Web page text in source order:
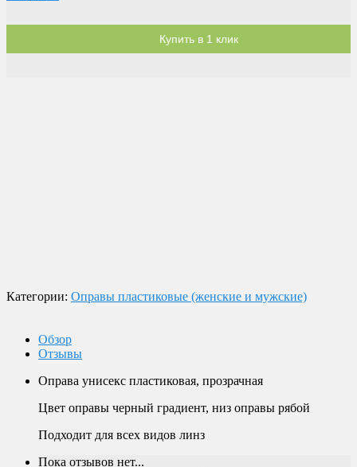
Купить в 1 клик
Категории: Оправы пластиковые (женские и мужские)
Обзор
Отзывы
Оправа унисекс пластиковая, прозрачная
Цвет оправы черный градиент, низ оправы рябой
Подходит для всех видов линз
Пока отзывов нет...